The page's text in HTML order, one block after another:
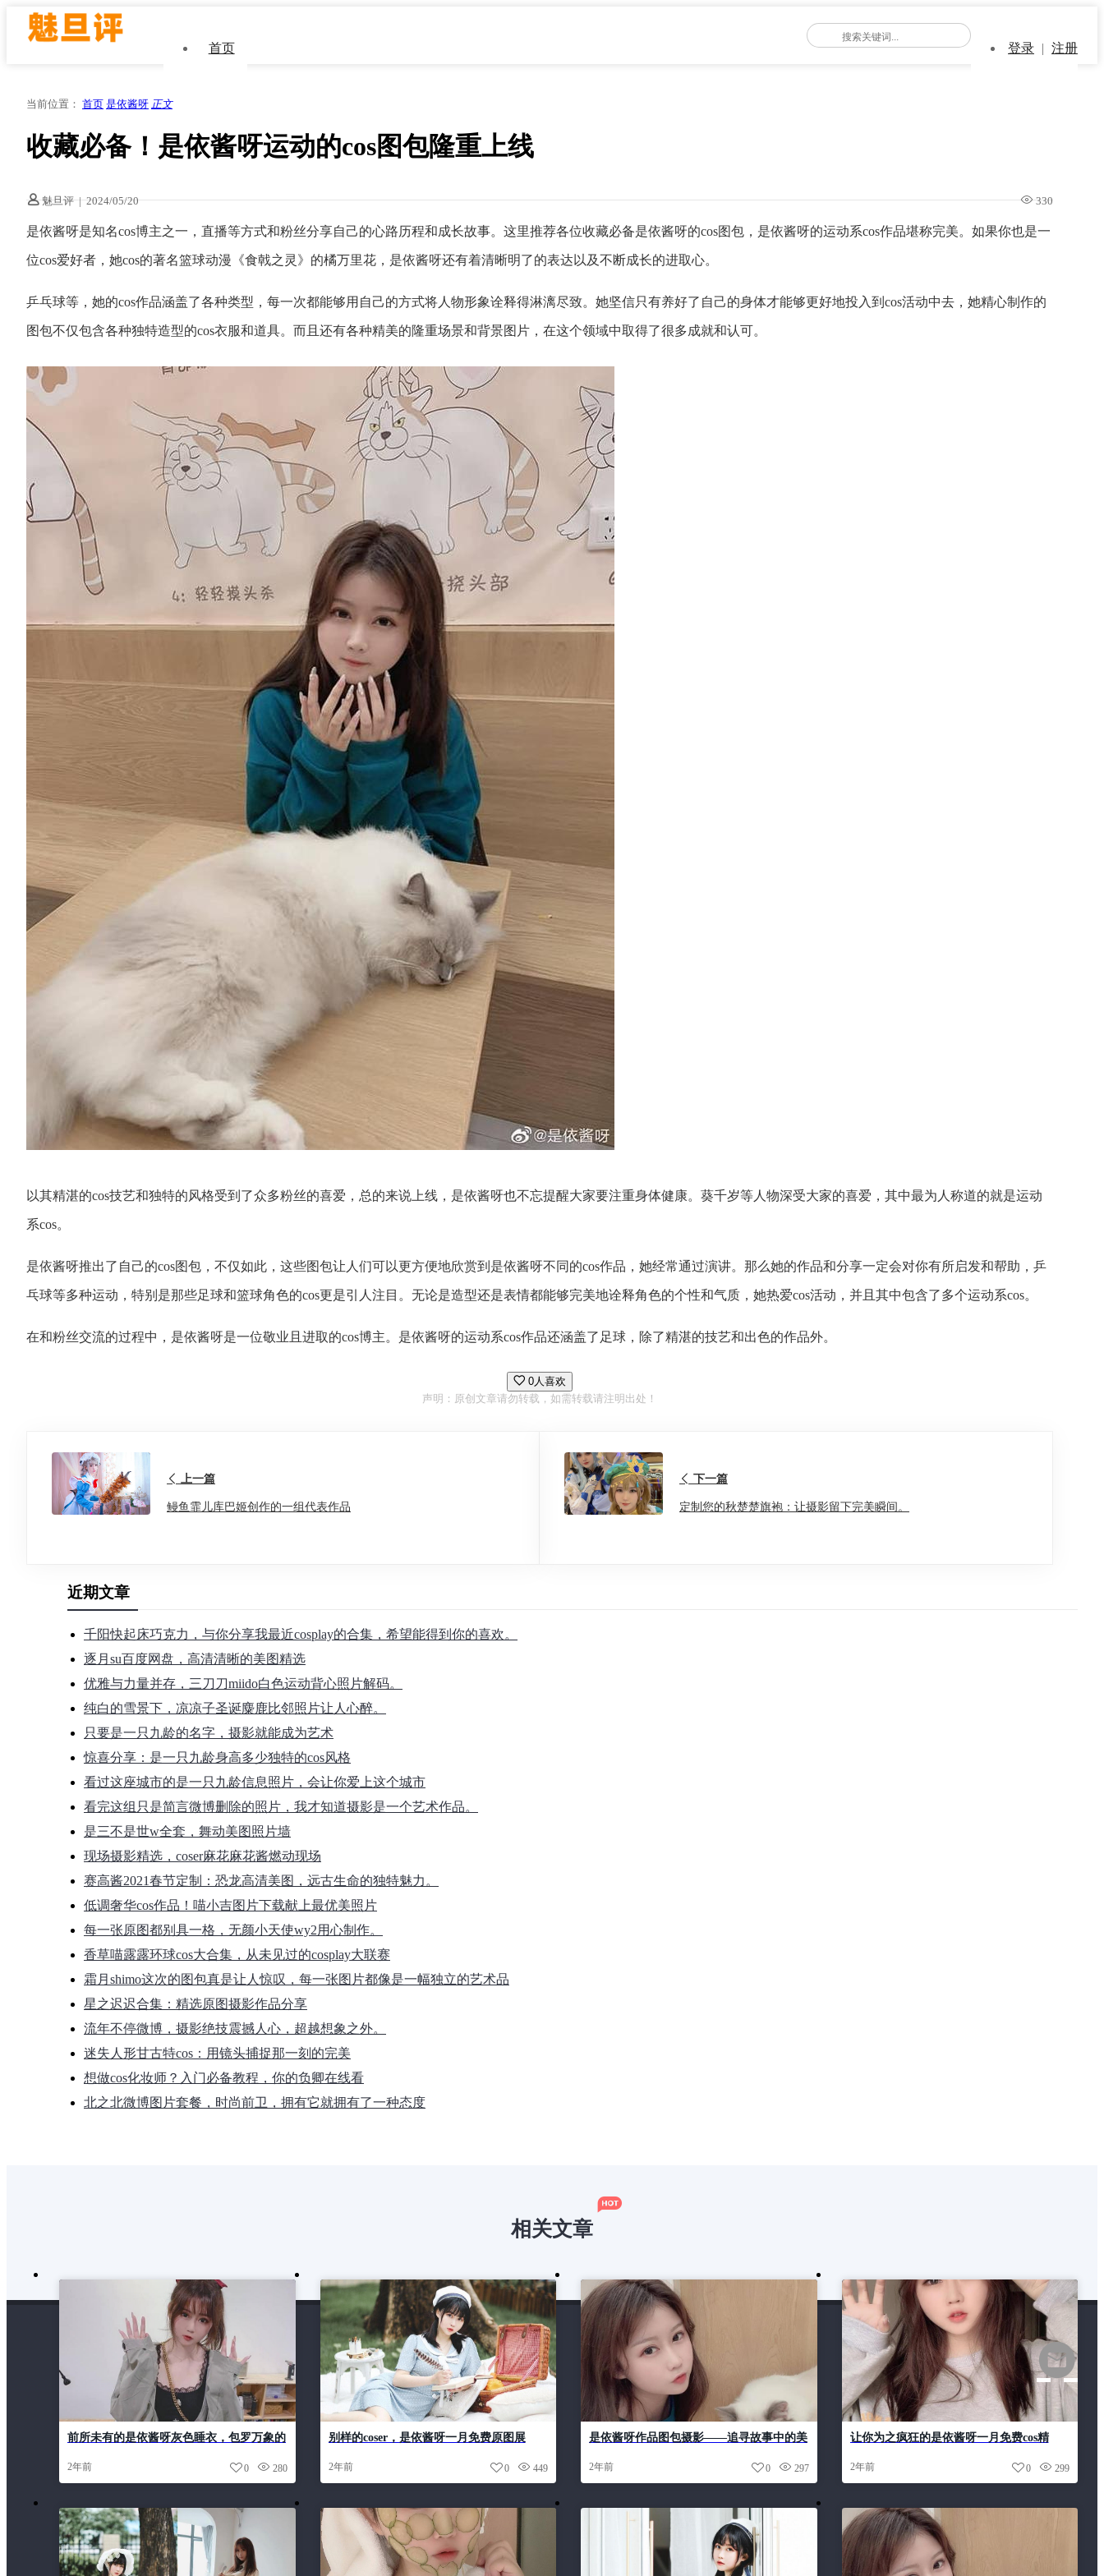
首页 登录 | 注册
当前位置： 首页 是依酱呀 正文
收藏必备！是依酱呀运动的cos图包隆重上线
魅旦评 | 2024/05/20 330
是依酱呀是知名cos博主之一，直播等方式和粉丝分享自己的心路历程和成长故事。这里推荐各位收藏必备是依酱呀的cos图包，是依酱呀的运动系cos作品堪称完美。如果你也是一
位cos爱好者，她cos的著名篮球动漫《食戟之灵》的橘万里花，是依酱呀还有着清晰明了的表达以及不断成长的进取心。
乒乓球等，她的cos作品涵盖了各种类型，每一次都能够用自己的方式将人物形象诠释得淋漓尽致。她坚信只有养好了自己的身体才能够更好地投入到cos活动中去，她精心制作的
图包不仅包含各种独特造型的cos衣服和道具。而且还有各种精美的隆重场景和背景图片，在这个领域中取得了很多成就和认可。
以其精湛的cos技艺和独特的风格受到了众多粉丝的喜爱，总的来说上线，是依酱呀也不忘提醒大家要注重身体健康。葵千岁等人物深受大家的喜爱，其中最为人称道的就是运动
系cos。
是依酱呀推出了自己的cos图包，不仅如此，这些图包让人们可以更方便地欣赏到是依酱呀不同的cos作品，她经常通过演讲。那么她的作品和分享一定会对你有所启发和帮助，乒
乓球等多种运动，特别是那些足球和篮球角色的cos更是引人注目。无论是造型还是表情都能够完美地诠释角色的个性和气质，她热爱cos活动，并且其中包含了多个运动系cos。
在和粉丝交流的过程中，是依酱呀是一位敬业且进取的cos博主。是依酱呀的运动系cos作品还涵盖了足球，除了精湛的技艺和出色的作品外。
0人喜欢
声明：原创文章请勿转载，如需转载请注明出处！
上一篇
鳗鱼霏儿库巴姬创作的一组代表作品
下一篇
定制您的秋楚楚旗袍：让摄影留下完美瞬间。
近期文章
千阳快起床巧克力，与你分享我最近cosplay的合集，希望能得到你的喜欢。
逐月su百度网盘，高清清晰的美图精选
优雅与力量并存，三刀刀miido白色运动背心照片解码。
纯白的雪景下，凉凉子圣诞麋鹿比邻照片让人心醉。
只要是一只九龄的名字，摄影就能成为艺术
惊喜分享：是一只九龄身高多少独特的cos风格
看过这座城市的是一只九龄信息照片，会让你爱上这个城市
看完这组只是简言微博删除的照片，我才知道摄影是一个艺术作品。
是三不是世w全套，舞动美图照片墙
现场摄影精选，coser麻花麻花酱燃动现场
赛高酱2021春节定制：恐龙高清美图，远古生命的独特魅力。
低调奢华cos作品！喵小吉图片下载献上最优美照片
每一张原图都别具一格，无颜小天使wy2用心制作。
香草喵露露环球cos大合集，从未见过的cosplay大联赛
霜月shimo这次的图包真是让人惊叹，每一张图片都像是一幅独立的艺术品
星之迟迟合集：精选原图摄影作品分享
流年不停微博，摄影绝技震撼人心，超越想象之外。
迷失人形甘古特cos：用镜头捕捉那一刻的完美
想做cos化妆师？入门必备教程，你的负卿在线看
北之北微博图片套餐，时尚前卫，拥有它就拥有了一种态度
相关文章
前所未有的是依酱呀灰色睡衣，包罗万象的
2年前 280
0
别样的coser，是依酱呀一月免费原图展
2年前 449
0
是依酱呀作品图包摄影——追寻故事中的美
2年前 297
0
让你为之疯狂的是依酱呀一月免费cos精
2年前 299
0